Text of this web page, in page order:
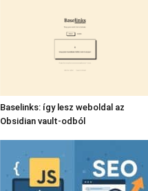
Baselinks: így lesz weboldal az
Obsidian vault-odból